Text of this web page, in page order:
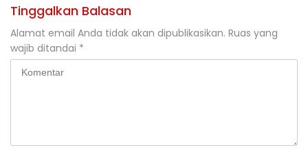
Tinggalkan Balasan
Alamat email Anda tidak akan dipublikasikan. Ruas yang
wajib ditandai *